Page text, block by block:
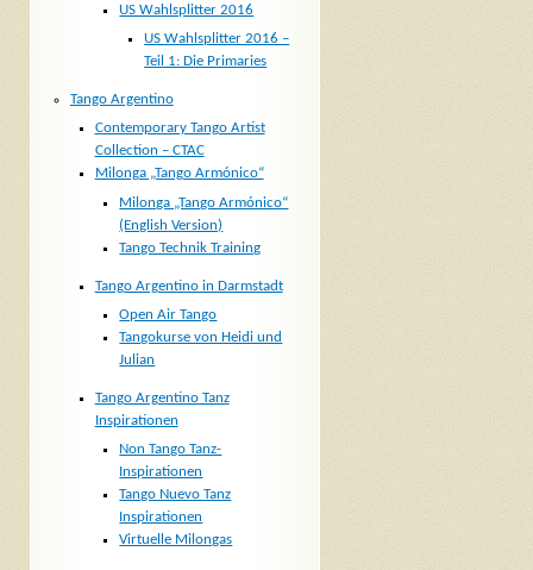
US Wahlsplitter 2016
US Wahlsplitter 2016 –
Teil 1: Die Primaries
Tango Argentino
Contemporary Tango Artist
Collection – CTAC
Milonga „Tango Armónico“
Milonga „Tango Armónico“
(English Version)
Tango Technik Training
Tango Argentino in Darmstadt
Open Air Tango
Tangokurse von Heidi und
Julian
Tango Argentino Tanz
Inspirationen
Non Tango Tanz-
Inspirationen
Tango Nuevo Tanz
Inspirationen
Virtuelle Milongas